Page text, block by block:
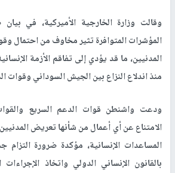
وقالت وزارة الخارجية الأميركية، في
المؤشرات المتوافرة تثير مخاوف من احتمال
المدنيين، ما قد يؤدي إلى تفاقم الأزمة
منذ اندلاع النزاع بين الجيش السوداني وقوات
ودعت واشنطن قوات الدعم السريع
الامتناع عن أي أعمال من شأنها تعريض
المساعدات الإنسانية، مؤكدة ضرورة التزام
بالقانون الإنساني الدولي واتخاذ